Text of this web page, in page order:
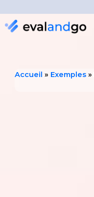
contenu
Accueil » Exemples »